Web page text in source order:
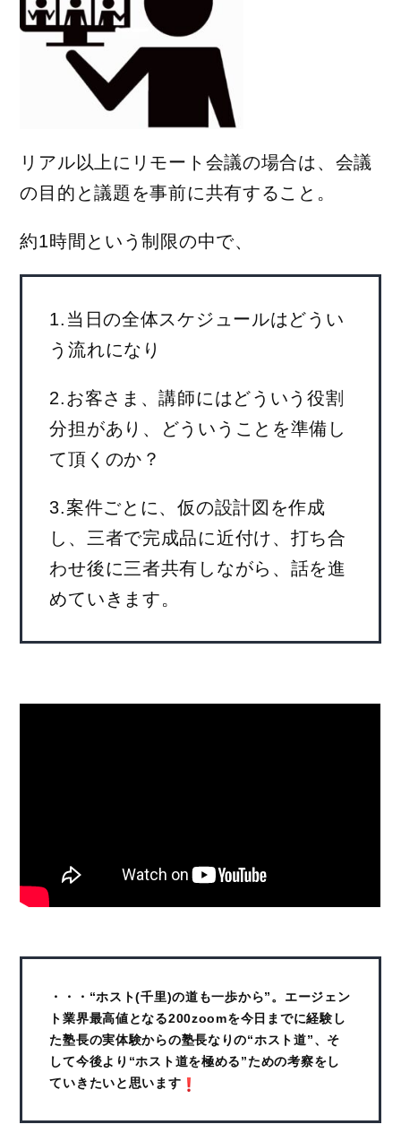
リアル以上にリモート会議の場合は、会議
の目的と議題を事前に共有すること。
約1時間という制限の中で、
1.当日の全体スケジュールはどうい
う流れになり
2.お客さま、講師にはどういう役割
分担があり、どういうことを準備し
て頂くのか？
3.案件ごとに、仮の設計図を作成
し、三者で完成品に近付け、打ち合
わせ後に三者共有しながら、話を進
めていきます。
・・・“ホスト(千里)の道も一歩から”。エージェン
ト業界最高値となる200zoomを今日までに経験し
た塾長の実体験からの塾長なりの“ホスト道”、そ
して今後より“ホスト道を極める”ための考察をし
ていきたいと思います